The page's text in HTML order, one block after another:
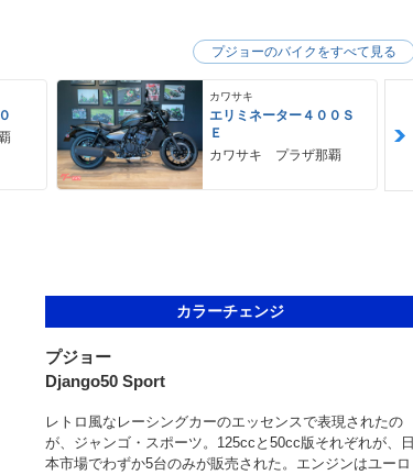
カワサキ
エリミネーター４００Ｓ
Ｅ
カワサキ プラザ那覇
プジョーのバイクをすべて見る
カラーチェンジ
プジョー
Django50 Sport
レトロ風なレーシングカーのエッセンスで表現されたの
が、ジャンゴ・スポーツ。125ccと50cc版それぞれが、日
本市場でわずか5台のみが販売された。エンジンはユーロ